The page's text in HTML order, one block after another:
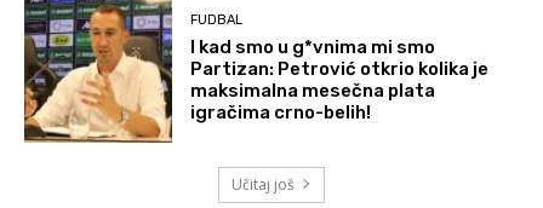
FUDBAL
I kad smo u g*vnima mi smo
Partizan: Petrović otkrio kolika je
maksimalna mesečna plata
igračima crno-belih!
Učitaj još